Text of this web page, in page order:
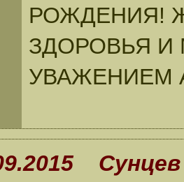
РОЖДЕНИЯ!
ЗДОРОВЬЯ И
УВАЖЕНИЕМ